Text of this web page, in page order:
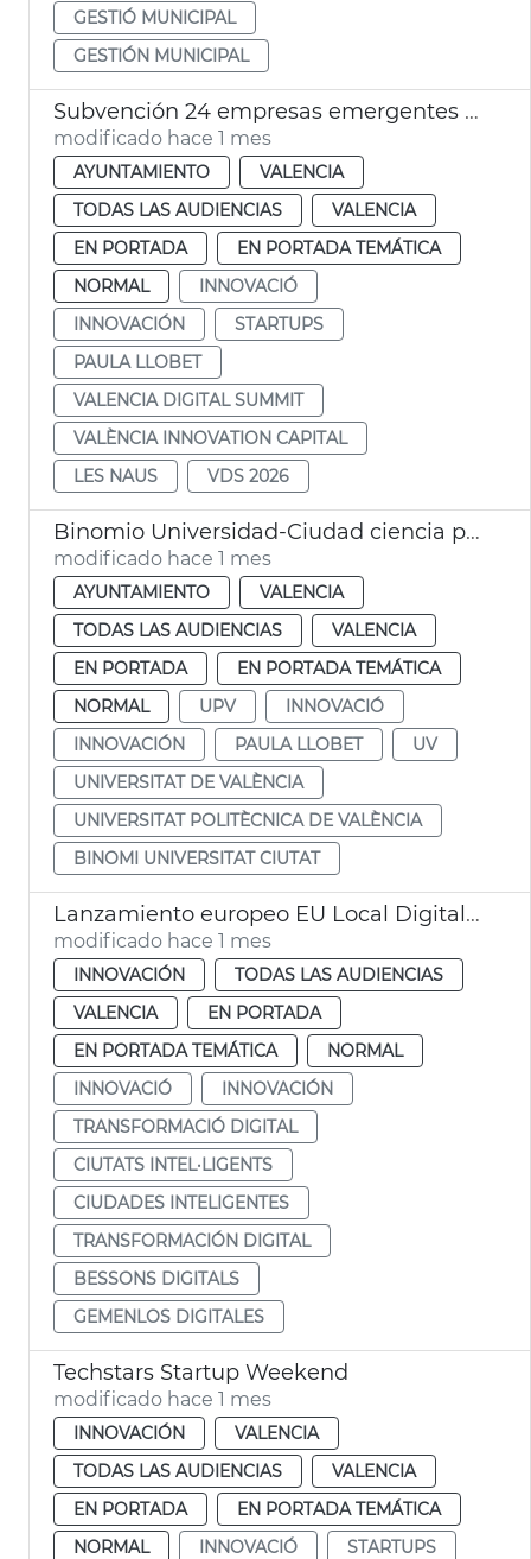
GESTIÓ MUNICIPAL
GESTIÓN MUNICIPAL
Subvención 24 empresas emergentes València Digital Summit 2026 VDS
modificado hace 1 mes
AYUNTAMIENTO
VALENCIA
TODAS LAS AUDIENCIAS
VALENCIA
EN PORTADA
EN PORTADA TEMÁTICA
NORMAL
INNOVACIÓ
INNOVACIÓN
STARTUPS
PAULA LLOBET
VALENCIA DIGITAL SUMMIT
VALÈNCIA INNOVATION CAPITAL
LES NAUS
VDS 2026
Binomio Universidad-Ciudad ciencia políticas públicas València
modificado hace 1 mes
AYUNTAMIENTO
VALENCIA
TODAS LAS AUDIENCIAS
VALENCIA
EN PORTADA
EN PORTADA TEMÁTICA
NORMAL
UPV
INNOVACIÓ
INNOVACIÓN
PAULA LLOBET
UV
UNIVERSITAT DE VALÈNCIA
UNIVERSITAT POLITÈCNICA DE VALÈNCIA
BINOMI UNIVERSITAT CIUTAT
Lanzamiento europeo EU Local Digital Twin Toolbox
modificado hace 1 mes
INNOVACIÓN
TODAS LAS AUDIENCIAS
VALENCIA
EN PORTADA
EN PORTADA TEMÁTICA
NORMAL
INNOVACIÓ
INNOVACIÓN
TRANSFORMACIÓ DIGITAL
CIUTATS INTEL·LIGENTS
CIUDADES INTELIGENTES
TRANSFORMACIÓN DIGITAL
BESSONS DIGITALS
GEMENLOS DIGITALES
Techstars Startup Weekend
modificado hace 1 mes
INNOVACIÓN
VALENCIA
TODAS LAS AUDIENCIAS
VALENCIA
EN PORTADA
EN PORTADA TEMÁTICA
NORMAL
INNOVACIÓ
STARTUPS